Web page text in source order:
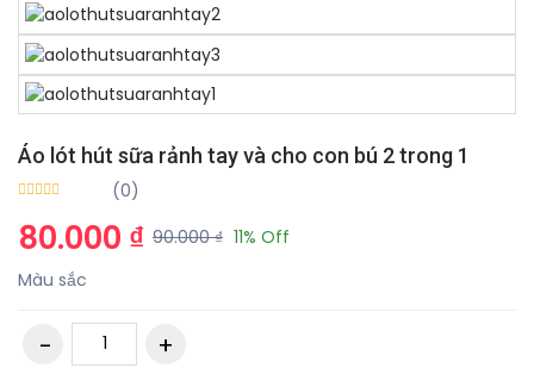
Áo lót hút sữa rảnh tay và cho con bú 2 trong 1
(0)
80.000 ₫ 90.000 ₫ 11% Off
Màu sắc